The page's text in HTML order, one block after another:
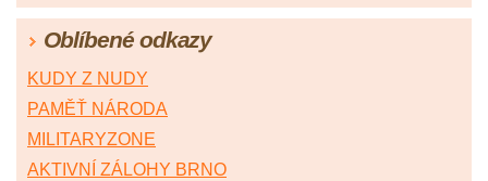
Oblíbené odkazy
KUDY Z NUDY
PAMĚŤ NÁRODA
MILITARYZONE
AKTIVNÍ ZÁLOHY BRNO